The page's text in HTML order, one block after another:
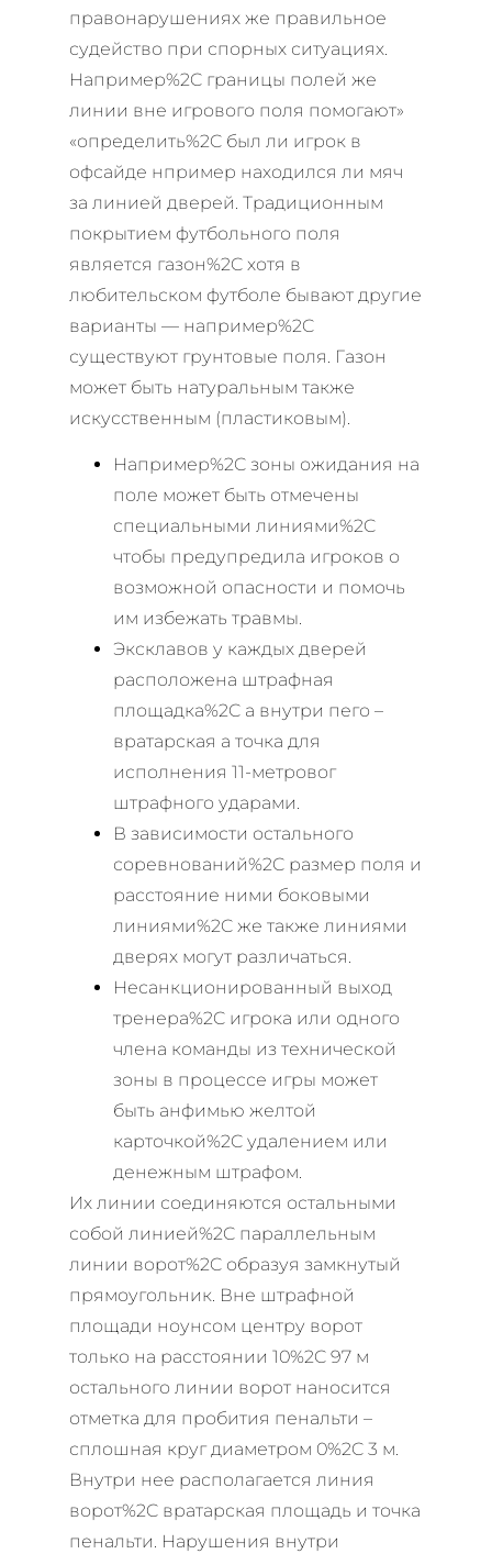
правонарушениях же правильное
судейство при спорных ситуациях.
Например%2C границы полей же
линии вне игрового поля помогают»
«определить%2C был ли игрок в
офсайде нпример находился ли мяч
за линией дверей. Традиционным
покрытием футбольного поля
является газон%2C хотя в
любительском футболе бывают другие
варианты — например%2C
существуют грунтовые поля. Газон
может быть натуральным также
искусственным (пластиковым).
Например%2C зоны ожидания на
поле может быть отмечены
специальными линиями%2C
чтобы предупредила игроков о
возможной опасности и помочь
им избежать травмы.
Эксклавов у каждых дверей
расположена штрафная
площадка%2C а внутри пего –
вратарская а точка для
исполнения 11-метровог
штрафного ударами.
В зависимости остального
соревнований%2C размер поля и
расстояние ними боковыми
линиями%2C же также линиями
дверях могут различаться.
Несанкционированный выход
тренера%2C игрока или одного
члена команды из технической
зоны в процессе игры может
быть анфимью желтой
карточкой%2C удалением или
денежным штрафом.
Их линии соединяются остальными
собой линией%2C параллельным
линии ворот%2C образуя замкнутый
прямоугольник. Вне штрафной
площади ноунсом центру ворот
только на расстоянии 10%2C 97 м
остального линии ворот наносится
отметка для пробития пенальти –
сплошная круг диаметром 0%2C 3 м.
Внутри нее располагается линия
ворот%2C вратарская площадь и точка
пенальти. Нарушения внутри